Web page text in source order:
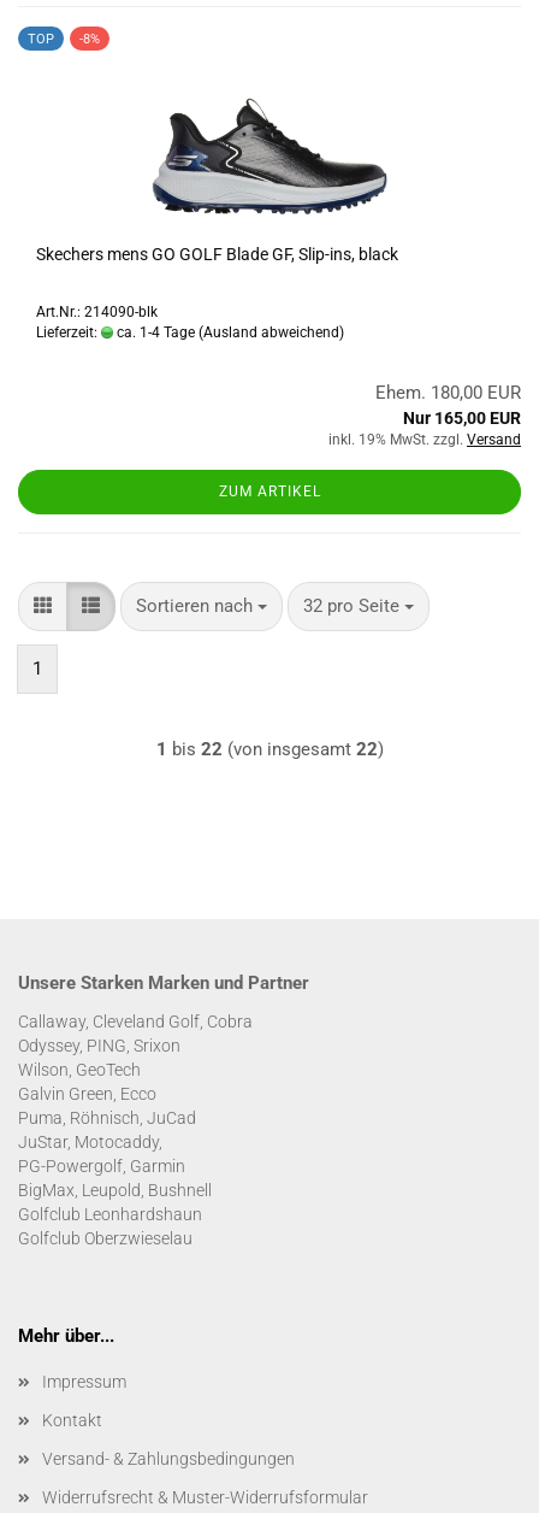
TOP -8%
Skechers mens GO GOLF Blade GF, Slip-ins, black
Art.Nr.: 214090-blk
Lieferzeit:
ca. 1-4 Tage (Ausland abweichend)
Ehem. 180,00 EUR
Nur 165,00 EUR
inkl. 19% MwSt. zzgl. Versand
ZUM ARTIKEL
Sortieren nach
Sortieren nach 32 pro Seite
pro Seite
1
1 bis 22 (von insgesamt 22)
Unsere Starken Marken und Partner
Callaway, Cleveland Golf, Cobra
Odyssey, PING, Srixon
Wilson, GeoTech
Galvin Green, Ecco
Puma, Röhnisch, JuCad
JuStar, Motocaddy,
PG-Powergolf, Garmin
BigMax, Leupold, Bushnell
Golfclub Leonhardshaun
Golfclub Oberzwieselau
Mehr über...
Impressum
Kontakt
Versand- & Zahlungsbedingungen
Widerrufsrecht & Muster-Widerrufsformular